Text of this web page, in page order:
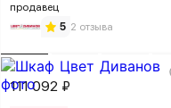
продавец
5 2 отзыва
111 092 ₽